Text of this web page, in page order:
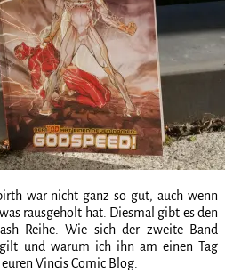
war nicht ganz so gut, auch wenn
rausgeholt hat. Diesmal gibt es den
Reihe. Wie sich der zweite Band
und warum ich ihn am einen Tag
Vincis Comic Blog.